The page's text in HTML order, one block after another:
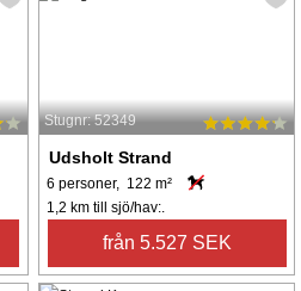
Stugnr: 52349
Udsholt Strand
6 personer, 122 m²
1,2 km till sjö/hav:.
från 5.527 SEK